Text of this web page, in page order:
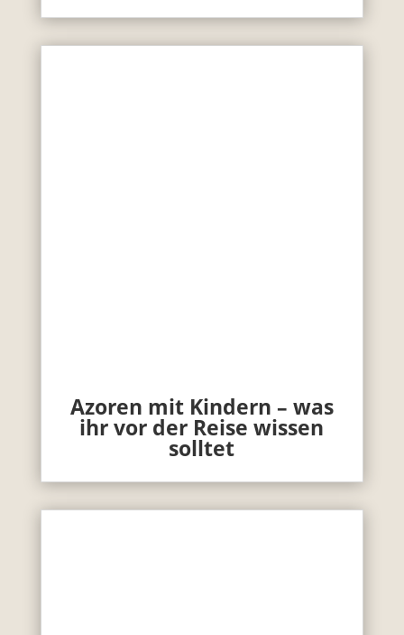
Azoren mit Kindern – was
ihr vor der Reise wissen
solltet